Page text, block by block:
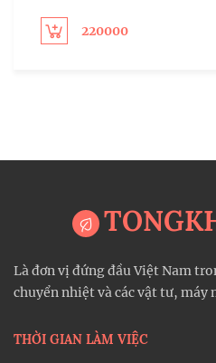
options 220000
Là đơn vị đứng đầu Việt Nam
chuyển nhiệt và các vật tư, máy
THỜI GIAN LÀM VIỆC